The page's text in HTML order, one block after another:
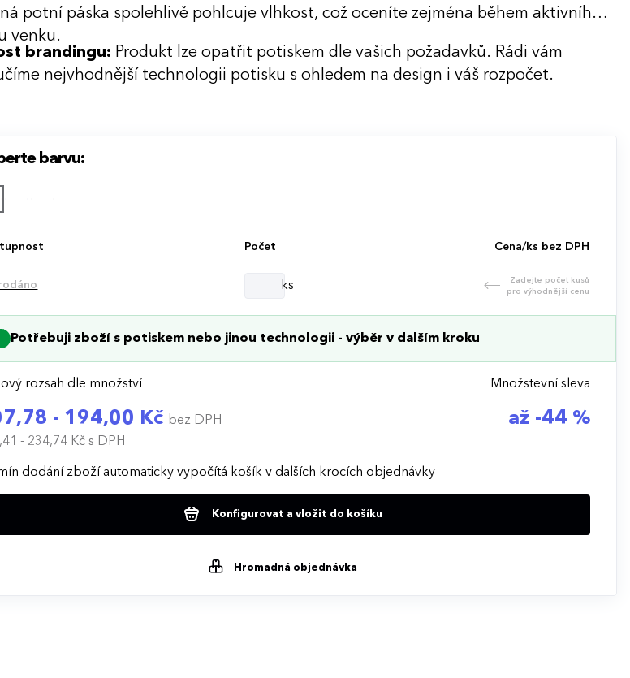
potní páska spolehlivě pohlcuje vlhkost, což oceníte zejména během aktivního
venku.
brandingu: Produkt lze opatřit potiskem dle vašich požadavků. Rádi vám
nejvhodnější technologii potisku s ohledem na design i váš rozpočet.
barvu:
Počet Cena/ks bez DPH
ks
Zadejte počet kusů
pro výhodnější cenu
Potřebuji zboží s potiskem nebo jinou technologii - výběr v dalším kroku
rozsah dle množství
- 194,00 Kč bez DPH
- 234,74 Kčs DPH
Množstevní sleva
až -44 %
dodání zboží automaticky vypočítá košík v dalších krocích objednávky
Konfigurovat a vložit do košíku
Hromadná objednávka